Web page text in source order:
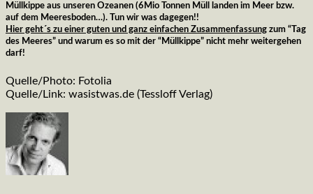
Müllkippe aus unseren Ozeanen (6Mio Tonnen Müll landen im Meer bzw.
auf dem Meeresboden…). Tun wir was dagegen!!
Hier geht´s zu einer guten und ganz einfachen Zusammenfassung zum “Tag
des Meeres” und warum es so mit der “Müllkippe” nicht mehr weitergehen
darf!
Quelle/Photo: Fotolia
Quelle/Link: wasistwas.de (Tessloff Verlag)